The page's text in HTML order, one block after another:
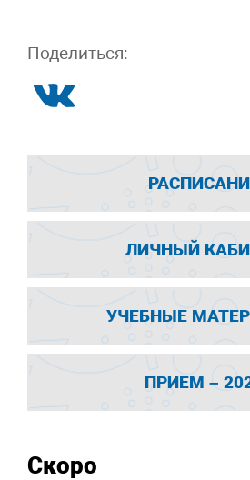
Поделиться:
ЛИЧНЫЙ
УЧЕБНЫЕ
ПРИЕМ –
Скоро